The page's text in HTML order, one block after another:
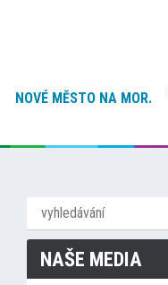
NOVÉ MĚSTO NA MOR.
NAŠE MEDIA